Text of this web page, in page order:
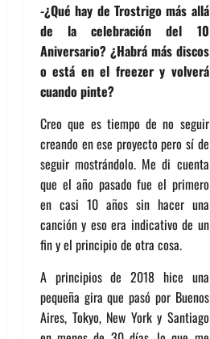
-¿Qué hay de Trostrigo más allá
de la celebración del 10
Aniversario? ¿Habrá más discos
o está en el freezer y volverá
cuando pinte?
Creo que es tiempo de no seguir
creando en ese proyecto pero sí de
seguir mostrándolo. Me di cuenta
que el año pasado fue el primero
en casi 10 años sin hacer una
canción y eso era indicativo de un
fin y el principio de otra cosa.
A principios de 2018 hice una
pequeña gira que pasó por Buenos
Aires, Tokyo, New York y Santiago